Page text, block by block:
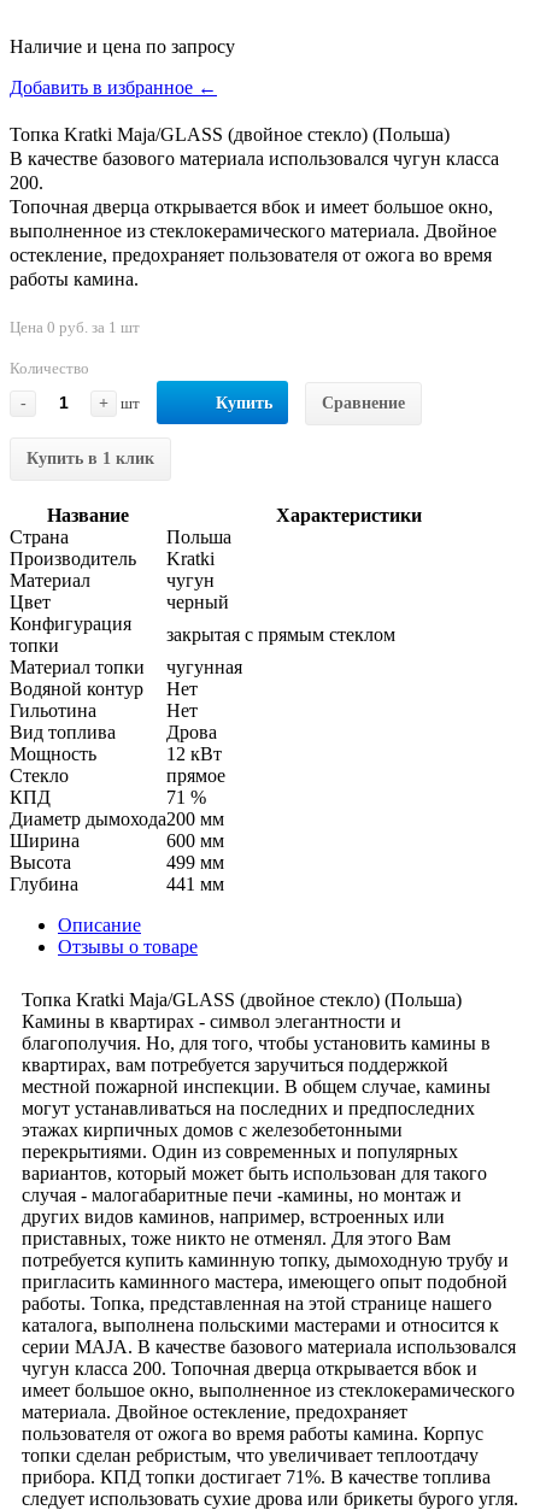
Наличие и цена по запросу
Добавить в избранное ←
Топка Kratki Maja/GLASS (двойное стекло) (Польша)
В качестве базового материала использовался чугун класса
200.
Топочная дверца открывается вбок и имеет большое окно,
выполненное из стеклокерамического материала. Двойное
остекление, предохраняет пользователя от ожога во время
работы камина.
Цена 0 руб. за 1 шт
Количество
-
+ шт Купить Сравнение
Купить в 1 клик
Название
Характеристики
Страна
Польша
Производитель
Kratki
Материал
чугун
Цвет
черный
Конфигурация
топки
закрытая с прямым стеклом
Материал топки
чугунная
Водяной контур
Нет
Гильотина
Нет
Вид топлива
Дрова
Мощность
12 кВт
Стекло
прямое
КПД
71 %
Диаметр дымохода200 мм
Ширина
600 мм
Высота
499 мм
Глубина
441 мм
Описание
Отзывы о товаре
Топка Kratki Maja/GLASS (двойное стекло) (Польша)
Камины в квартирах - символ элегантности и
благополучия. Но, для того, чтобы установить камины в
квартирах, вам потребуется заручиться поддержкой
местной пожарной инспекции. В общем случае, камины
могут устанавливаться на последних и предпоследних
этажах кирпичных домов с железобетонными
перекрытиями. Один из современных и популярных
вариантов, который может быть использован для такого
случая - малогабаритные печи -камины, но монтаж и
других видов каминов, например, встроенных или
приставных, тоже никто не отменял. Для этого Вам
потребуется купить каминную топку, дымоходную трубу и
пригласить каминного мастера, имеющего опыт подобной
работы. Топка, представленная на этой странице нашего
каталога, выполнена польскими мастерами и относится к
серии MAJA. В качестве базового материала использовался
чугун класса 200. Топочная дверца открывается вбок и
имеет большое окно, выполненное из стеклокерамического
материала. Двойное остекление, предохраняет
пользователя от ожога во время работы камина. Корпус
топки сделан ребристым, что увеличивает теплоотдачу
прибора. КПД топки достигает 71%. В качестве топлива
следует использовать сухие дрова или брикеты бурого угля.